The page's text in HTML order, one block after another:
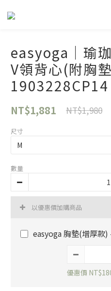
easyoga｜瑜
V領背心(附胸
1903228CP14
NT$1,881 NT$1,980
尺寸
數量
以優惠價加購商品
easyoga 胸墊(增厚款)
優惠價